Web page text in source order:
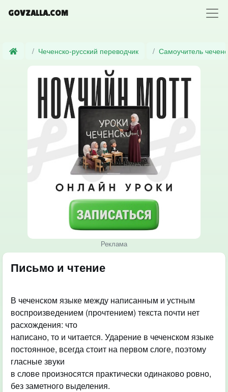
GOVZALLA.COM
Чеченско-русский переводчик Самоучитель
Реклама
Письмо и чтение
В чеченском языке между написанным и устным
воспроизведением (прочтением) текста почти нет
расхождения: что
написано, то и читается. Ударение в чеченском языке
постоянное, всегда стоит на первом слоге, поэтому
гласные звуки
в слове произносятся практически одинаково ровно,
без заметного выделения.